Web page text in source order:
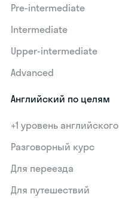
Pre-intermediate
Intermediate
Upper-intermediate
Advanced
Английский по целям
+1 уровень английского
Разговорный курс
Для переезда
Для путешествий